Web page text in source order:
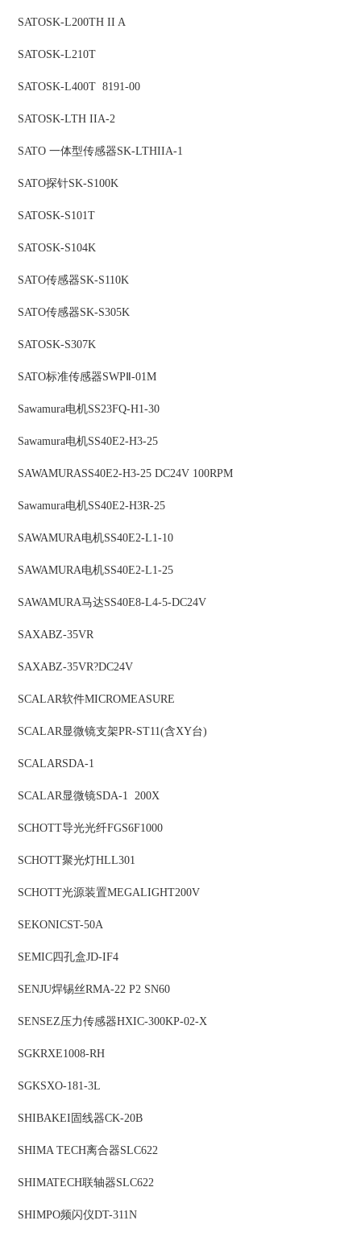
SATOSK-L200TH II A
SATOSK-L210T
SATOSK-L400T 8191-00
SATOSK-LTH IIA-2
SATO 一体型传感器SK-LTHIIΑ-1
SATO探针SK-S100K
SATOSK-S101T
SATOSK-S104K
SATO传感器SK-S110K
SATO传感器SK-S305K
SATOSK-S307K
SATO标准传感器SWPⅡ-01M
Sawamura电机SS23FQ-H1-30
Sawamura电机SS40E2-H3-25
SAWAMURASS40E2-H3-25 DC24V 100RPM
Sawamura电机SS40E2-H3R-25
SAWAMURA电机SS40E2-L1-10
SAWAMURA电机SS40E2-L1-25
SAWAMURA马达SS40E8-L4-5-DC24V
SAXABZ-35VR
SAXABZ-35VR?DC24V
SCALAR软件MICROMEASURE
SCALAR显微镜支架PR-ST11(含XY台)
SCALARSDA-1
SCALAR显微镜SDA-1 200X
SCHOTT导光光纤FGS6F1000
SCHOTT聚光灯HLL301
SCHOTT光源装置MEGALIGHT200V
SEKONICST-50A
SEMIC四孔盒JD-IF4
SENJU焊锡丝RMA-22 P2 SN60
SENSEZ压力传感器HXIC-300KP-02-X
SGKRXE1008-RH
SGKSXO-181-3L
SHIBAKEI 固线器CK-20B
SHIMA TECH离合器SLC622
SHIMATECH联轴器SLC622
SHIMPO频闪仪DT-311N